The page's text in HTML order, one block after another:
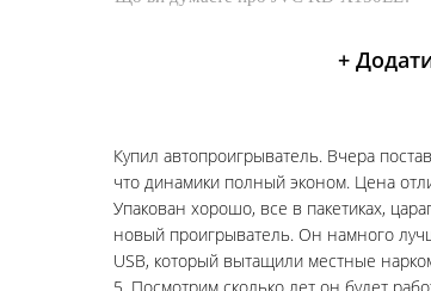
Купил автопроигрыватель. Вчера
что динамики полный эконом. Цена
Упакован хорошо, все в пакетиках,
новый проигрыватель. Он намного
USB, который вытащили местные